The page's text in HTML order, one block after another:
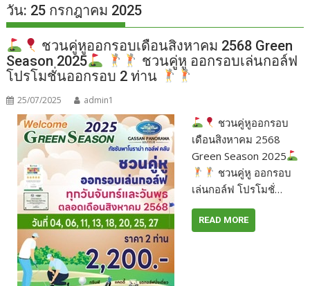
วัน: 25 กรกฎาคม 2025
ชวนคู่หูออกรอบเดือนสิงหาคม 2568 Green
Season 2025
ชวนคู่หู ออกรอบเล่นกอล์ฟ
โปรโมชั่นออกรอบ 2 ท่าน
25/07/2025 admin1
ชวนคู่หูออกรอบ
เดือนสิงหาคม 2568
Green Season 2025
ชวนคู่หู ออกรอบ
เล่นกอล์ฟ โปรโมชั่…
READ MORE